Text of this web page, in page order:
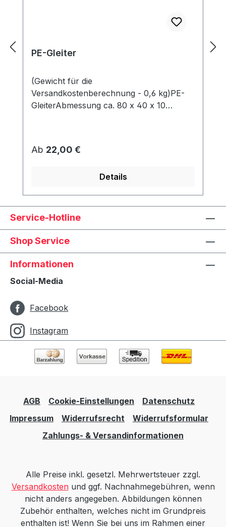
PE-Gleiter
(Gewicht für die
Versandkostenberechnung - 0,6 kg)PE-
GleiterAbmessung ca. 80 x 40 x 10
Regulärer Preis:
Ab 22,00 €
Details
Service-Hotline
Shop Service
Informationen
Social-Media
Facebook
Instagram
AGB Cookie-Einstellungen
Datenschutz
Impressum
Widerrufsrecht
Widerrufsformular
Zahlungs- & Versandinformationen
Alle Preise inkl. gesetzl. Mehrwertsteuer zzgl.
Versandkostenund ggf. Nachnahmegebühren, wenn
nicht anders angegeben. Abbildungen können
Zubehör enthalten, welches nicht im Grundpreis
enthalten ist! Wenn Sie bei uns im Rahmen einer